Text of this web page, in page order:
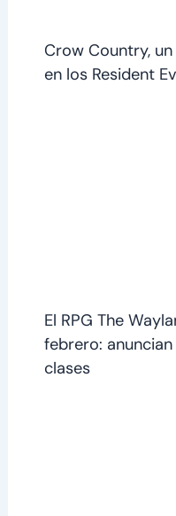
Crow Country,
en los Resident
El RPG The
febrero:
clases